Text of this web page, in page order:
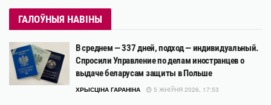
ГАЛОЎНЫЯ НАВІНЫ
В среднем — 337 дней, подход — индивидуальный.
Спросили Управление по делам иностранцев о
выдаче беларусам защиты в Польше
ХРЫСЦІНА ГАРАНІНА 5 ЖНІЎНЯ 2026, 17:53